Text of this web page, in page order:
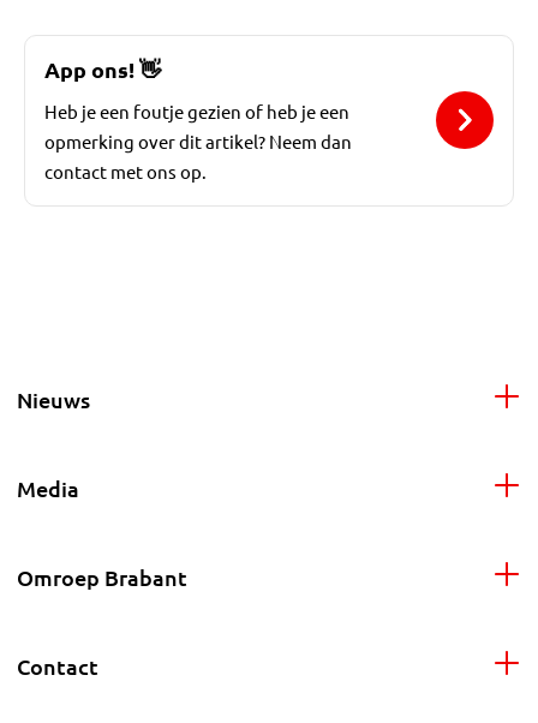
App ons! 👋
Heb je een foutje gezien of heb je een
opmerking over dit artikel? Neem dan
contact met ons op.
Nieuws
Media
Omroep Brabant
Contact